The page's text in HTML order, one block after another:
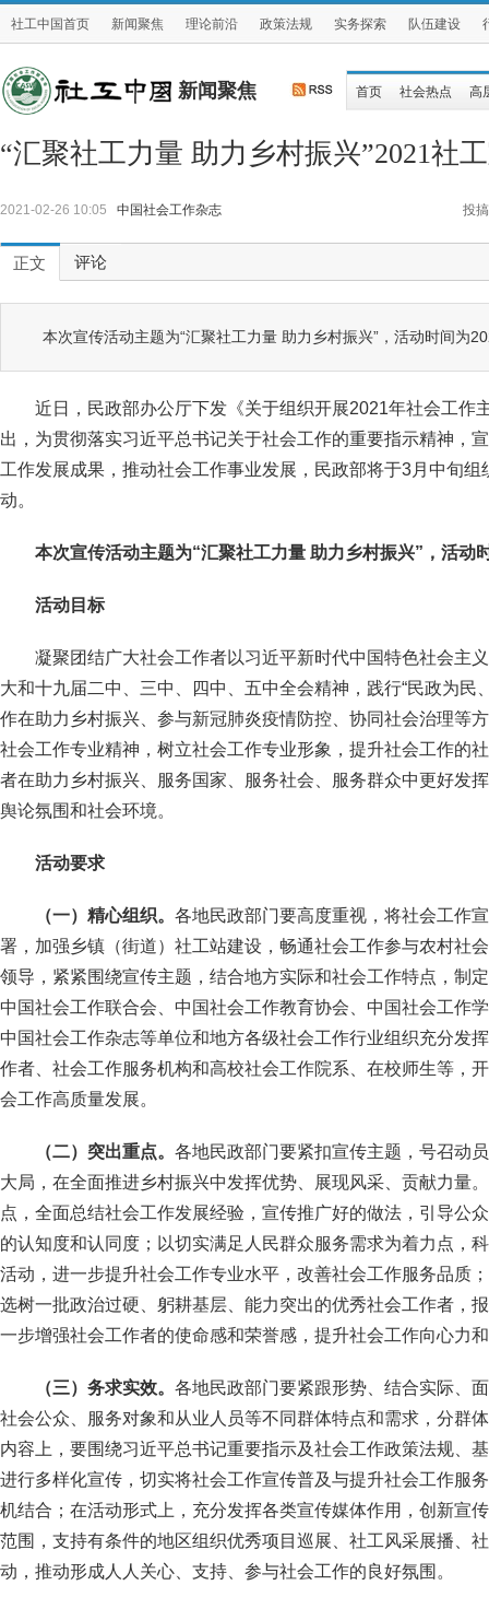
社工中国首页 新闻聚焦 理论前沿 政策法规 实务探索 队伍建设
新闻聚焦 首页 社会热点 高
“汇聚社工力量 助力乡村振兴”2021社
2021-02-26 10:05 中国社会工作杂志 投搞
正文 评论
本次宣传活动主题为“汇聚社工力量 助力乡村振兴”，活动时间为
近日，民政部办公厅下发《关于组织开展2021年社会工作
出，为贯彻落实习近平总书记关于社会工作的重要指示精神，
工作发展成果，推动社会工作事业发展，民政部将于3月中旬
动。
本次宣传活动主题为“汇聚社工力量 助力乡村振兴”，活动
活动目标
凝聚团结广大社会工作者以习近平新时代中国特色社会主
大和十九届二中、三中、四中、五中全会精神，践行“民政为民
作在助力乡村振兴、参与新冠肺炎疫情防控、协同社会治理等
社会工作专业精神，树立社会工作专业形象，提升社会工作的
者在助力乡村振兴、服务国家、服务社会、服务群众中更好发
舆论氛围和社会环境。
活动要求
（一）精心组织。 各地民政部门要高度重视，将社会工作
署，加强乡镇（街道）社工站建设，畅通社会工作参与农村社
领导，紧紧围绕宣传主题，结合地方实际和社会工作特点，制
中国社会工作联合会、中国社会工作教育协会、中国社会工作
中国社会工作杂志等单位和地方各级社会工作行业组织充分发
作者、社会工作服务机构和高校社会工作院系、在校师生等，
会工作高质量发展。
（二）突出重点。 各地民政部门要紧扣宣传主题，号召动
大局，在全面推进乡村振兴中发挥优势、展现风采、贡献力量
点，全面总结社会工作发展经验，宣传推广好的做法，引导公
的认知度和认同度；以切实满足人民群众服务需求为着力点，
活动，进一步提升社会工作专业水平，改善社会工作服务品质
选树一批政治过硬、躬耕基层、能力突出的优秀社会工作者，
一步增强社会工作者的使命感和荣誉感，提升社会工作向心力
（三）务求实效。 各地民政部门要紧跟形势、结合实际、
社会公众、服务对象和从业人员等不同群体特点和需求，分群
内容上，要围绕习近平总书记重要指示及社会工作政策法规、
进行多样化宣传，切实将社会工作宣传普及与提升社会工作服
机结合；在活动形式上，充分发挥各类宣传媒体作用，创新宣
范围，支持有条件的地区组织优秀项目巡展、社工风采展播、
动，推动形成人人关心、支持、参与社会工作的良好氛围。